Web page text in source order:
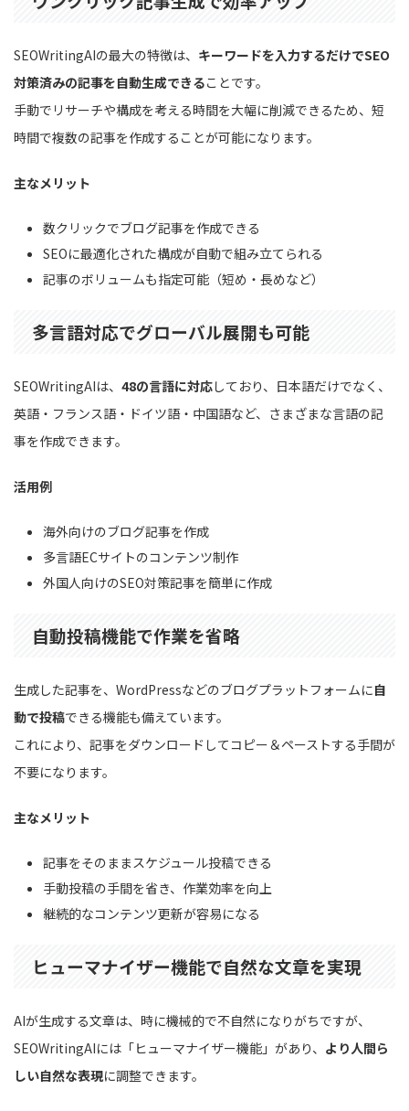
SEOWritingAIの最大の特徴は、 キーワードを入力するだけでSEO
対策済みの記事を自動生成できることです。
手動でリサーチや構成を考える時間を大幅に削減できるため、短
時間で複数の記事を作成することが可能になります。
主なメリット
数クリックでブログ記事を作成できる
SEOに最適化された構成が自動で組み立てられる
記事のボリュームも指定可能（短め・長めなど）
多言語対応でグローバル展開も可能
SEOWritingAIは、 48の言語に対応しており、日本語だけでなく、
英語・フランス語・ドイツ語・中国語など、さまざまな言語の記
事を作成できます。
活用例
海外向けのブログ記事を作成
多言語ECサイトのコンテンツ制作
外国人向けのSEO対策記事を簡単に作成
自動投稿機能で作業を省略
生成した記事を、WordPressなどのブログプラットフォームに自
動で投稿できる機能も備えています。
これにより、記事をダウンロードしてコピー＆ペーストする手間が
不要になります。
主なメリット
記事をそのままスケジュール投稿できる
手動投稿の手間を省き、作業効率を向上
継続的なコンテンツ更新が容易になる
ヒューマナイザー機能で自然な文章を実現
AIが生成する文章は、時に機械的で不自然になりがちですが、
SEOWritingAIには「ヒューマナイザー機能」があり、 より人間ら
しい自然な表現に調整できます。